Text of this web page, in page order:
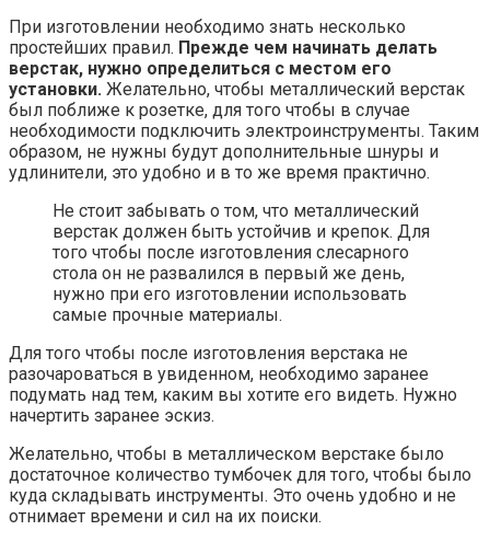
При изготовлении необходимо знать несколько
простейших правил. Прежде чем начинать делать
верстак, нужно определиться с местом его
установки. Желательно, чтобы металлический верстак
был поближе к розетке, для того чтобы в случае
необходимости подключить электроинструменты. Таким
образом, не нужны будут дополнительные шнуры и
удлинители, это удобно и в то же время практично.
Не стоит забывать о том, что металлический
верстак должен быть устойчив и крепок. Для
того чтобы после изготовления слесарного
стола он не развалился в первый же день,
нужно при его изготовлении использовать
самые прочные материалы.
Для того чтобы после изготовления верстака не
разочароваться в увиденном, необходимо заранее
подумать над тем, каким вы хотите его видеть. Нужно
начертить заранее эскиз.
Желательно, чтобы в металлическом верстаке было
достаточное количество тумбочек для того, чтобы было
куда складывать инструменты. Это очень удобно и не
отнимает времени и сил на их поиски.